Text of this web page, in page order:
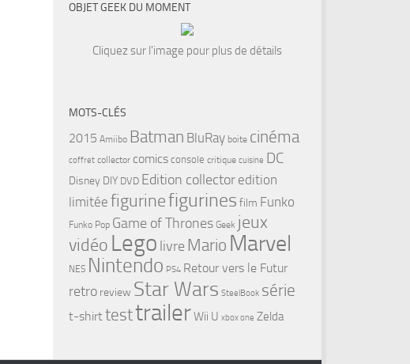
OBJET GEEK DU MOMENT
Cliquez sur l'image pour plus de détails
MOTS-CLÉS
2015 Amiibo Batman BluRay boite cinéma
coffret collector comics console critique cuisine DC
Disney DIY DVD Edition collector edition
limitée figurinefigurines film Funko
Funko Pop Game of Thrones Geek jeux
vidéo Lego livre Mario Marvel
NES Nintendo PS4 Retour vers le Futur
retro review Star Wars SteelBook série
t-shirttesttrailerWii U xbox one Zelda